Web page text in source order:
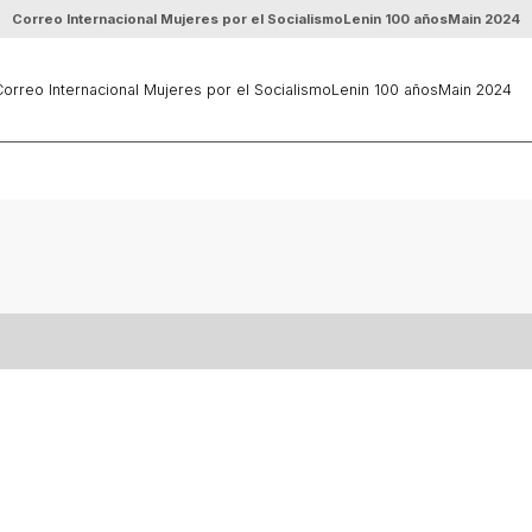
Correo Internacional Mujeres por el SocialismoLenin 100 añosMain 2024
Internacional Mujeres por el SocialismoLenin 100 añosMain 2024